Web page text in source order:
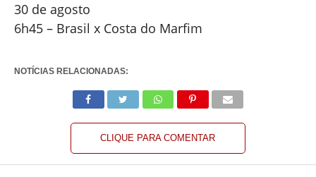
30 de agosto
6h45 – Brasil x Costa do Marfim
NOTÍCIAS RELACIONADAS:
CLIQUE PARA COMENTAR